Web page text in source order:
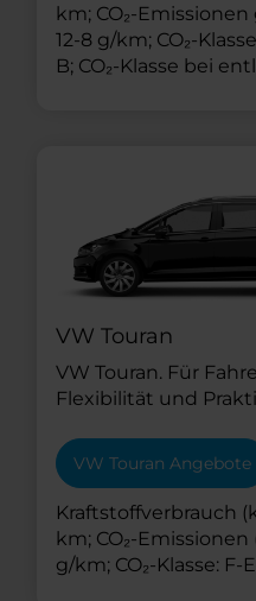
km; CO₂-
12-8 g/km; CO₂-
B; CO₂-Klasse bei
VW Touran
VW Touran. Für
Flexibilität und
VW Touran Angebote
Kraftstoffverbrauch
km; CO₂-
g/km; CO₂-Klasse: F-E